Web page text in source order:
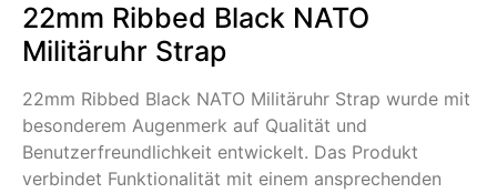
22mm Ribbed Black NATO
Militäruhr Strap
22mm Ribbed Black NATO Militäruhr Strap wurde mit
besonderem Augenmerk auf Qualität und
Benutzerfreundlichkeit entwickelt. Das Produkt
verbindet Funktionalität mit einem ansprechenden